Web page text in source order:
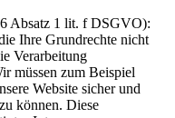
Absatz 1 lit. f DSGVO):
Ihre Grundrechte nicht
Verarbeitung
müssen zum Beispiel
Website sicher und
können. Diese